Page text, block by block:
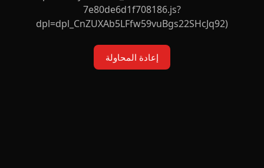
7e80de6d1f708186.js?
dpl=dpl_CnZUXAb5LFfw59vuBgs22SHcJq92)
إعادة المحاولة